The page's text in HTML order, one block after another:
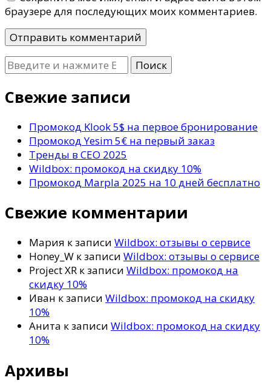
браузере для последующих моих комментариев.
Ищите
что-
то?
Свежие записи
Промокод Klook 5$ на первое бронирование
Промокод Yesim 5€ на первый заказ
Тренды в СЕО 2025
Wildbox: промокод на скидку 10%
Промокод Marpla 2025 на 10 дней бесплатно
Свежие комментарии
Мария к записи Wildbox: отзывы о сервисе
Honey_W к записи Wildbox: отзывы о сервисе
Project XR к записи Wildbox: промокод на
скидку 10%
Иван к записи Wildbox: промокод на скидку
10%
Анита к записи Wildbox: промокод на скидку
10%
Архивы